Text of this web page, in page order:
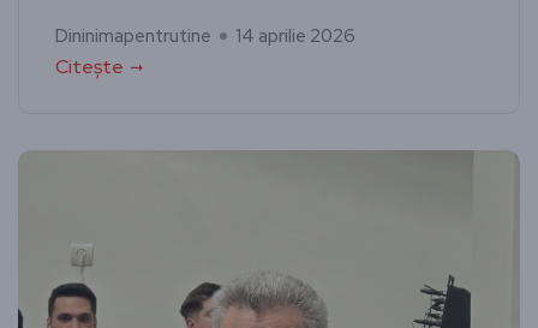
Dininimapentrutine 14 aprilie 2026
Citește